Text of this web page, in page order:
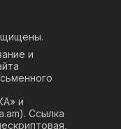
и
и
). Ссылка